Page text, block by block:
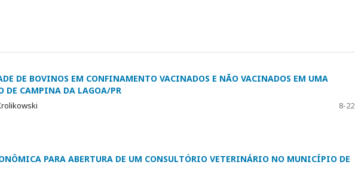
DE BOVINOS EM CONFINAMENTO VACINADOS E NÃO VACINADOS EM UMA
DE CAMPINA DA LAGOA/PR
8-22
PARA ABERTURA DE UM CONSULTÓRIO VETERINÁRIO NO MUNICÍPIO DE